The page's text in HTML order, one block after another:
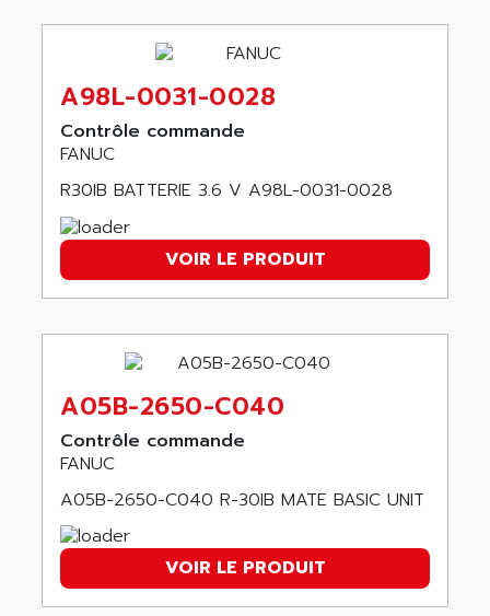
PWE
SIMOVERT MASTERDRIVES
C100
OP35
PANEL PLUS 600
DIGIFAS
TC1028
MICROCOR
DIXIT
PYRAMID
ADMIRAL
S3C
4900
MV1000
650 SERIE
ALLIED VISION
ALLIGATOR
ALLISON
ALLISON TRANSMISSION
ALM
ALMA
ALMCO KLEENTEC
ALPES DEIS
ALPES TECNOLOGIE
ALPHA GETRIEBEBAU
ALPHA SOLWAY
ALPHA VUOTO
ALPHA WIRE
ALPHAGEAR
ALPHEE
ALPS
A98L-0031-0028
Contrôle commande
FANUC
R30IB BATTERIE 3.6 V A98L-0031-0028
VOIR LE PRODUIT
A05B-2650-C040
Contrôle commande
FANUC
A05B-2650-C040 R-30IB MATE BASIC UNIT
VOIR LE PRODUIT